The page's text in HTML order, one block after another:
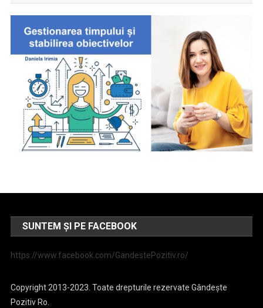
SUNTEM ȘI PE FACEBOOK
https://www.facebook.com/GandestePozitiv.ro/
Copyright 2013-2023. Toate drepturile rezervate Gândește
Pozitiv Ro.